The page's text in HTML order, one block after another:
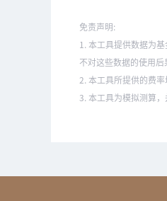
免责声明:
1. 本工具提供数据为
不对这些数据的使用后
2. 本工具所提供的费
3. 本工具为模拟测算